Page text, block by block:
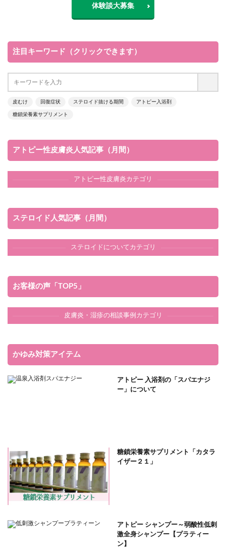
体験談大募集
注目キーワード（クリックできます）
皮むけ 回復症状 ステロイド抜ける期間 アトピー入浴剤
糖鎖栄養素サプリメント
アトピー性皮膚炎人気記事（月間）
アトピー性皮膚炎カテゴリ
ステロイド人気記事（月間）
ステロイドについてカテゴリ
お客様の声「TOP5」
皮膚炎・湿疹の相談事例カテゴリ
かゆみ対策アイテム
アトピー 入浴剤の「スパエナジ
ー」について
糖鎖栄養素サプリメント「カタラ
イザー２１」
アトピー シャンプー～弱酸性低刺
激全身シャンプー【プラティー
ン】